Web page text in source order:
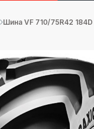
Шина VF 710/75R42